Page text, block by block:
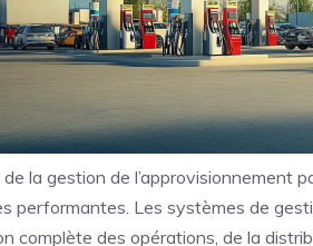
de la gestion de l’approvisionnement
performantes. Les systèmes de
complète des opérations, de la